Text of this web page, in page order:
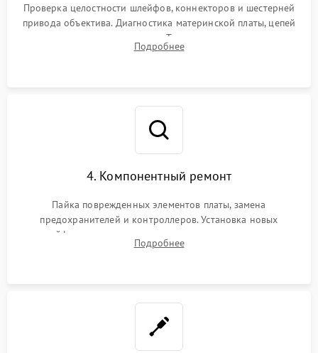
Проверка целостности шлейфов, коннекторов и шестерней
привода объектива. Диагностика материнской платы, цепей
питания и картоприемника. Тестирование механизма
затвора и блока внутрикамерной стабилизации.
Подробнее
4. Компонентный ремонт
Пайка поврежденных элементов платы, замена
предохранителей и контроллеров. Установка новых
шлейфов, дисплея, механизма затвора или двигателя
автофокуса. Восстановление геометрии тубуса объектива
Подробнее